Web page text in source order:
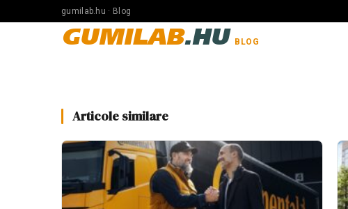
gumilab.hu · Blog
GUMILAB.HU BLOG
Articole similare